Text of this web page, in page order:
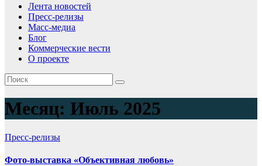
Лента новостей
Пресс-релизы
Масс-медиа
Блог
Коммерческие вести
О проекте
Месяц: Июль 2025
Пресс-релизы
Фото-выставка «Объективная любовь»